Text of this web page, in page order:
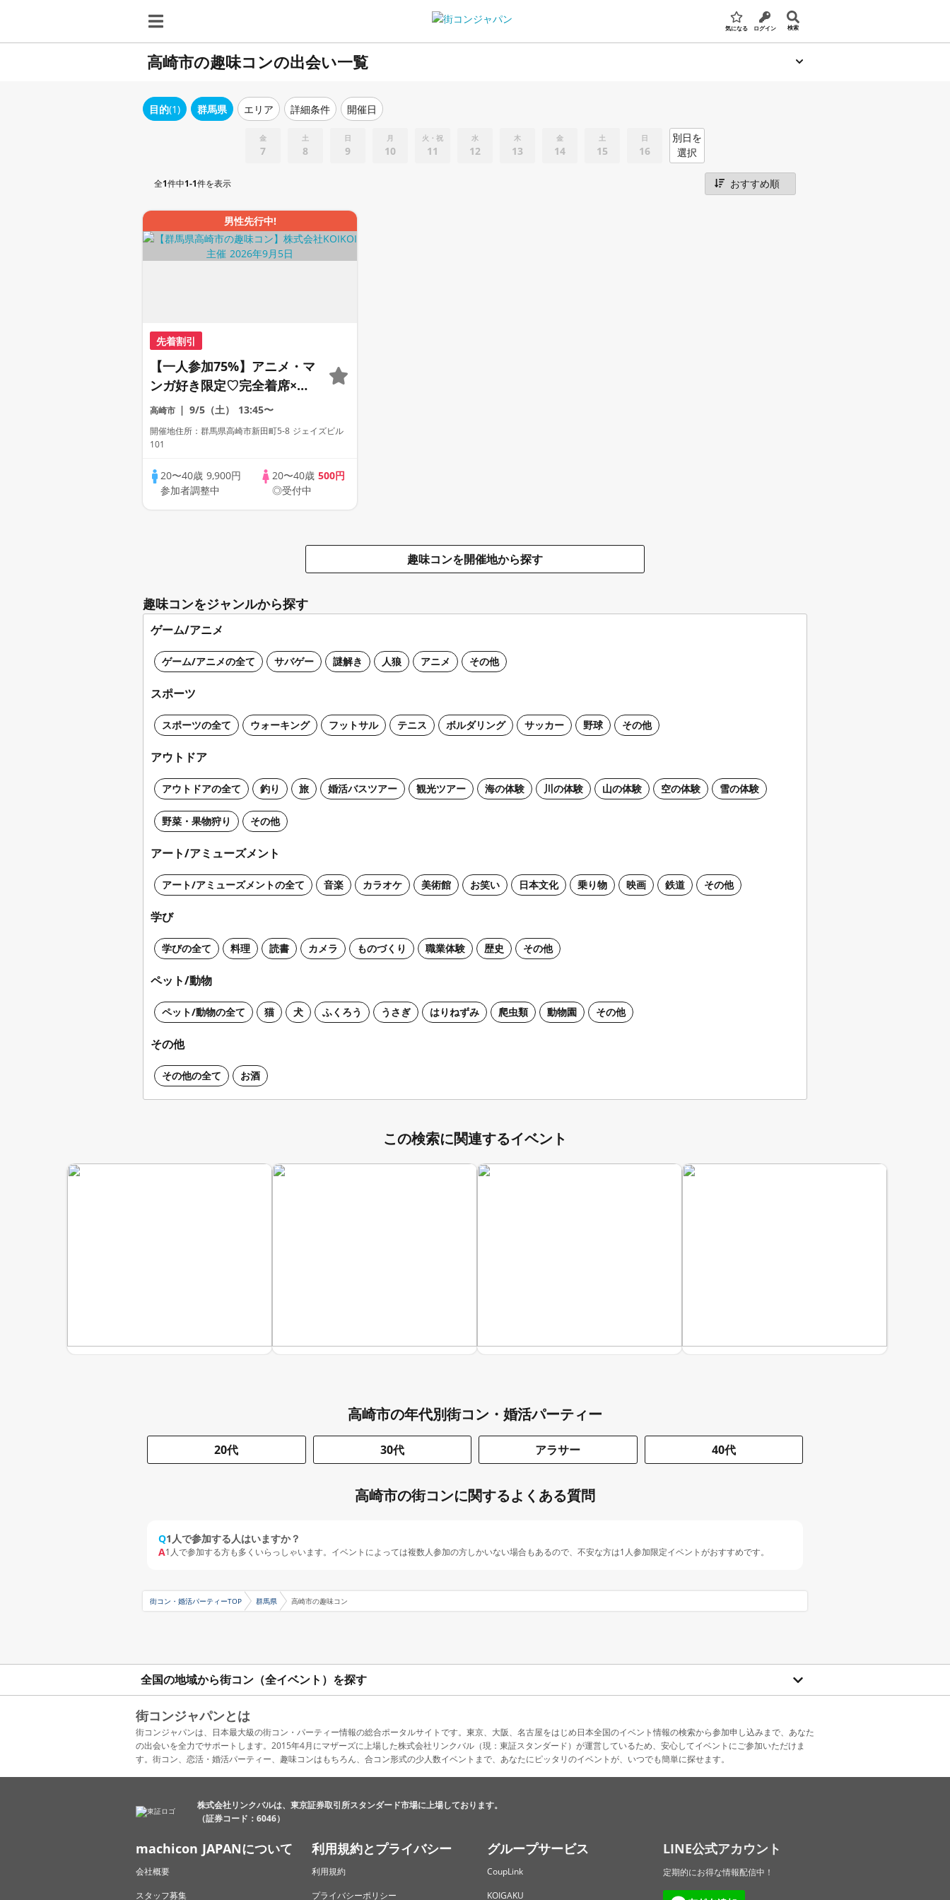
気になる ログイン 検索
高崎市の趣味コンの出会い一覧
目的(1) 群馬県 エリア 詳細条件 開催日
金
7
土
8
日
9
月
10
火・祝
11
水
12
木
13
金
14
土
15
日
16
別日を
選択
全1件中1-1件を表示
男性先行中!
先着割引
【一人参加75%】アニメ・マ
ンガ好き限定♡完全着席×マ
ッチングゲーム付きアニメコ
ン
高崎市 9/5（土） 13:45〜
開催地住所：群馬県高崎市新田町5-8 ジェイズビル
101
20〜40歳 9,900円
参加者調整中
20〜40歳 500円
◎受付中
趣味コンを開催地から探す
趣味コンをジャンルから探す
ゲーム/アニメ
ゲーム/アニメの全て サバゲー 謎解き 人狼 アニメ その他
スポーツ
スポーツの全て ウォーキング フットサル テニス ボルダリング サッカー 野球 その他
アウトドア
アウトドアの全て 釣り 旅 婚活バスツアー 観光ツアー 海の体験 川の体験 山の体験 空の体験 雪の体験
野菜・果物狩り その他
アート/アミューズメント
アート/アミューズメントの全て 音楽 カラオケ 美術館 お笑い 日本文化 乗り物 映画 鉄道 その他
学び
学びの全て 料理 読書 カメラ ものづくり 職業体験 歴史 その他
ペット/動物
ペット/動物の全て 猫 犬 ふくろう うさぎ はりねずみ 爬虫類 動物園 その他
その他
その他の全て お酒
この検索に関連するイベント
高崎市の年代別街コン・婚活パーティー
20代 30代 アラサー 40代
高崎市の街コンに関するよくある質問
Q1人で参加する人はいますか？
A1人で参加する方も多くいらっしゃいます。イベントによっては複数人参加の方しかいない場合もあるので、不安な方は1人参加限定イベントがおすすめです。
街コン・婚活パーティーTOP 群馬県 高崎市の趣味コン
全国の地域から街コン（全イベント）を探す
街コンジャパンとは
街コンジャパンは、日本最大級の街コン・パーティー情報の総合ポータルサイトです。東京、大阪、名古屋をはじめ日本全国のイベント情報の検索から参加申し込みまで、あなた
の出会いを全力でサポートします。2015年4月にマザーズに上場した株式会社リンクバル（現：東証スタンダード）が運営しているため、安心してイベントにご参加いただけま
す。街コン、恋活・婚活パーティー、趣味コンはもちろん、合コン形式の少人数イベントまで、あなたにピッタリのイベントが、いつでも簡単に探せます。
株式会社リンクバルは、東京証券取引所スタンダード市場に上場しております。
（証券コード：6046）
machicon JAPANについて
会社概要
スタッフ募集
利用規約とプライバシー
利用規約
プライバシーポリシー
グループサービス
CoupLink
KOIGAKU
LINE公式アカウント
定期的にお得な情報配信中！